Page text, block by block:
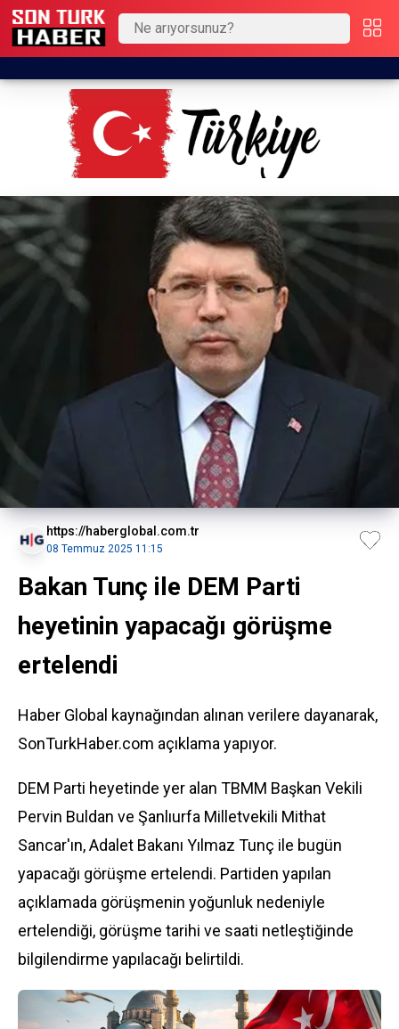
https://haberglobal.com.tr
08 Temmuz 2025 11:15
Bakan Tunç ile DEM Parti
heyetinin yapacağı görüşme
ertelendi
Haber Global kaynağından alınan verilere dayanarak,
SonTurkHaber.com açıklama yapıyor.
DEM Parti heyetinde yer alan TBMM Başkan Vekili
Pervin Buldan ve Şanlıurfa Milletvekili Mithat
Sancar'ın, Adalet Bakanı Yılmaz Tunç ile bugün
yapacağı görüşme ertelendi. Partiden yapılan
açıklamada görüşmenin yoğunluk nedeniyle
ertelendiği, görüşme tarihi ve saati netleştiğinde
bilgilendirme yapılacağı belirtildi.